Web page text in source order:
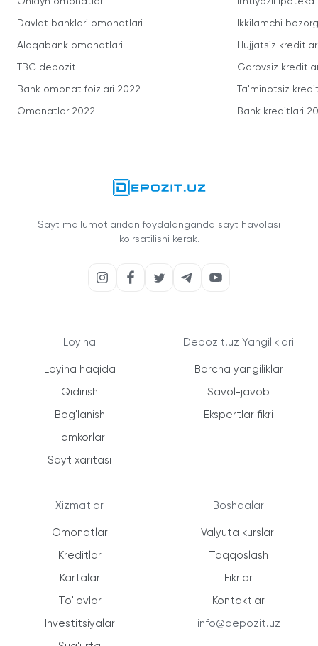
Davlat banklari omonatlari
Aloqabank omonatlari
TBC depozit
Bank omonat foizlari 2022
Omonatlar 2022
Ikkilamchi
Hujjatsiz kreditlar
Garovsiz
Ta'minotsiz
Bank kreditlari
Sayt ma'lumotlaridan foydalanganda sayt havolasi
ko'rsatilishi kerak.
Loyiha
Loyiha haqida
Qidirish
Bog'lanish
Hamkorlar
Sayt xaritasi
Xizmatlar
Omonatlar
Kreditlar
Kartalar
To'lovlar
Investitsiyalar
Depozit.uz Yangiliklari
Barcha yangiliklar
Savol-javob
Ekspertlar fikri
Boshqalar
Valyuta kurslari
Taqqoslash
Fikrlar
Kontaktlar
info@depozit.uz